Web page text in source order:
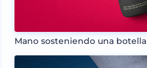
Mano sosteniendo una botella